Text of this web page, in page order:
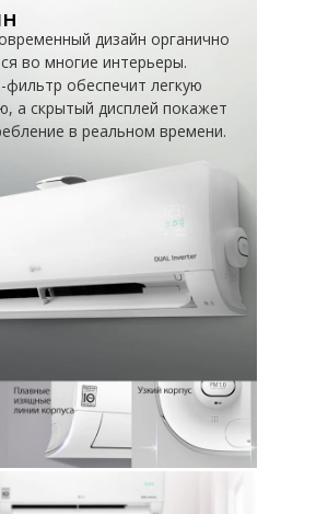
дизайн органично
во многие интерьеры.
обеспечит легкую
а скрытый дисплей покажет
в реальном времени.